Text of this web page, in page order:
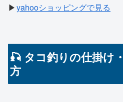
▶yahooショッピングで見る
🎣 タコ釣りの仕掛け
方